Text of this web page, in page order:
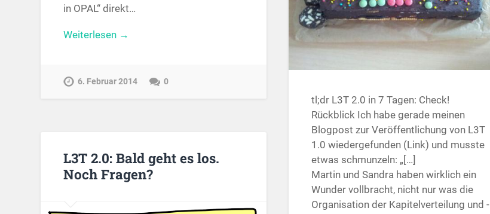
in OPAL“ direkt…
Weiterlesen →
6. Februar 2014 0
tl;dr L3T 2.0 in 7 Tagen: Check!
Rückblick Ich habe gerade meinen
Blogpost zur Veröffentlichung von L3T
1.0 wiedergefunden (Link) und musste
etwas schmunzeln: „[…]
Martin und Sandra haben wirklich ein
Wunder vollbracht, nicht nur was die
Organisation der Kapitelverteilung und -
L3T 2.0: Bald geht es los.
Noch Fragen?